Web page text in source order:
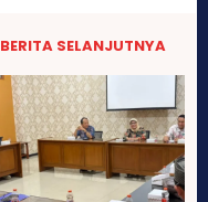
BERITA SELANJUTNYA